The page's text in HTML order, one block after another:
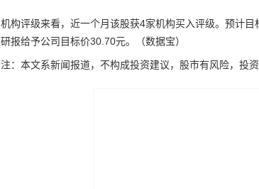
机构评级来看，近一个月该股获4家机构买入评级。预计
研报给予公司目标价30.70元。（数据宝）
注：本文系新闻报道，不构成投资建议，股市有风险，投资